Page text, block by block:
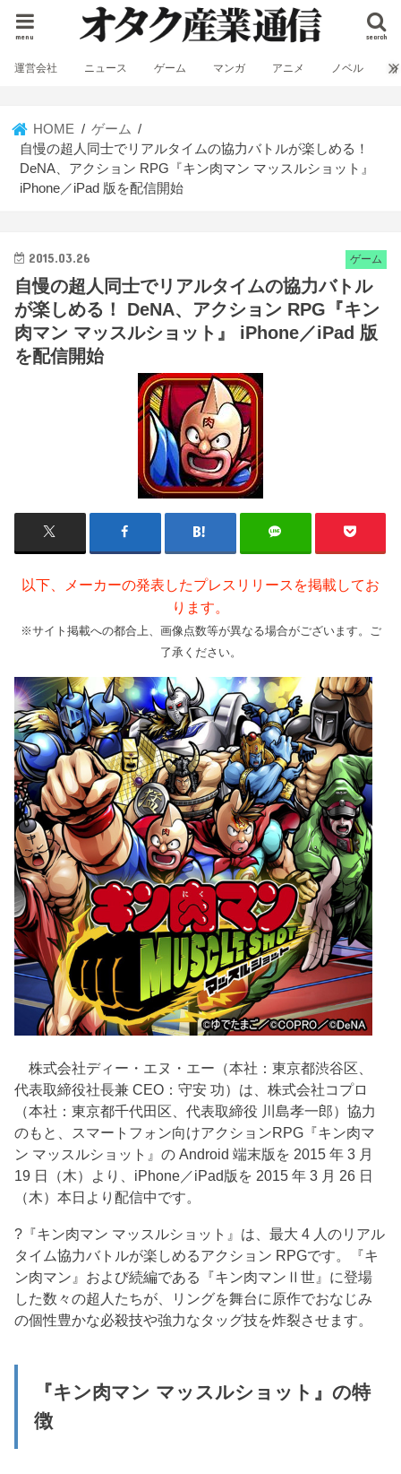
search
menu
運営会社 ニュース ゲーム マンガ アニメ ノベル
HOME
ゲーム
自慢の超人同士でリアルタイムの協力バトルが楽しめる！
DeNA、アクション RPG『キン肉マン マッスルショット』
iPhone／iPad 版を配信開始
ゲーム
2015.03.26
自慢の超人同士でリアルタイムの協力バトル
が楽しめる！ DeNA、アクション RPG『キン
肉マン マッスルショット』 iPhone／iPad 版
を配信開始
以下、メーカーの発表したプレスリリースを掲載してお
ります。
※サイト掲載への都合上、画像点数等が異なる場合がございます。ご
了承ください。
株式会社ディー・エヌ・エー（本社：東京都渋谷区、
代表取締役社長兼 CEO：守安 功）は、株式会社コプロ
（本社：東京都千代田区、代表取締役 川島孝一郎）協力
のもと、スマートフォン向けアクションRPG『キン肉マ
ン マッスルショット』の Android 端末版を 2015 年 3 月
19 日（木）より、iPhone／iPad版を 2015 年 3 月 26 日
（木）本日より配信中です。
?『キン肉マン マッスルショット』は、最大 4 人のリアル
タイム協力バトルが楽しめるアクション RPGです。『キ
ン肉マン』および続編である『キン肉マンⅡ世』に登場
した数々の超人たちが、リングを舞台に原作でおなじみ
の個性豊かな必殺技や強力なタッグ技を炸裂させます。
『キン肉マン マッスルショット』の特
徴